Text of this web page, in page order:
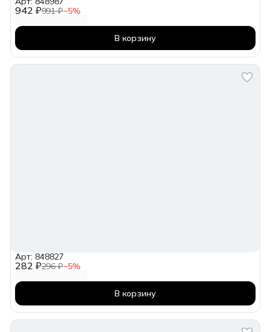
942 ₽991 ₽−5%
В корзину
282 ₽296 ₽−5%
Арт: 848827
В корзину